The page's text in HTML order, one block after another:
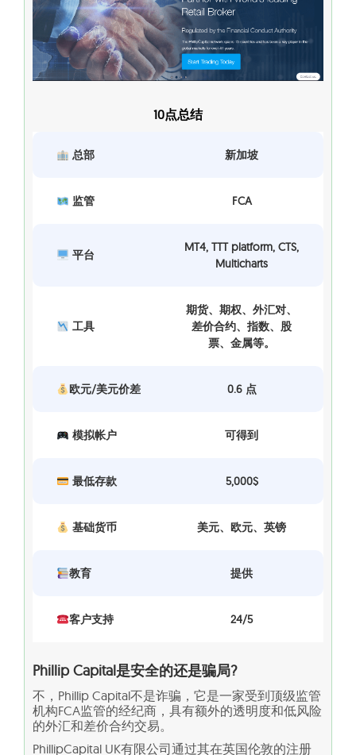
10点总结
总部 新加坡
监管 FCA
平台
MT4, TTT platform, CTS,
Multicharts
工具
期货、期权、外汇对、
差价合约、指数、股
票、金属等。
欧元/美元价差 0.6 点
模拟帐户 可得到
最低存款 5,000$
基础货币 美元、欧元、英镑
教育 提供
客户支持 24/5
Phillip Capital是安全的还是骗局?
不，Phillip Capital不是诈骗，它是一家受到顶级监管
机构FCA监管的经纪商，具有额外的透明度和低风险
的外汇和差价合约交易。
PhillipCapital UK有限公司通过其在英国伦敦的注册